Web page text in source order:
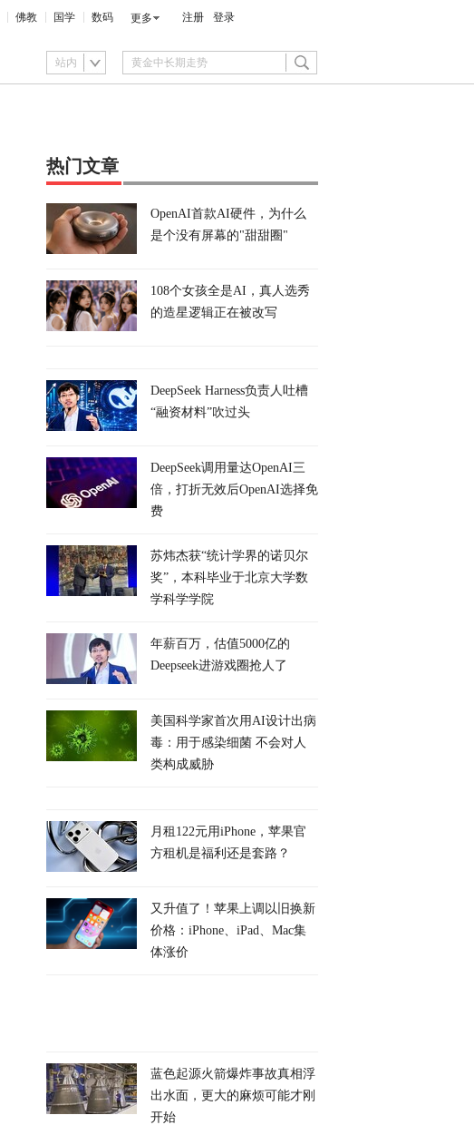
佛教 国学 数码 更多 注册 登录
站内
热门文章
OpenAI首款AI硬件，为什么
是个没有屏幕的"甜甜圈"
108个女孩全是AI，真人选秀
的造星逻辑正在被改写
DeepSeek Harness负责人吐槽
“融资材料”吹过头
DeepSeek调用量达OpenAI三
倍，打折无效后OpenAI选择免
费
苏炜杰获“统计学界的诺贝尔
奖”，本科毕业于北京大学数
学科学学院
年薪百万，估值5000亿的
Deepseek进游戏圈抢人了
美国科学家首次用AI设计出病
毒：用于感染细菌 不会对人
类构成威胁
月租122元用iPhone，苹果官
方租机是福利还是套路？
又升值了！苹果上调以旧换新
价格：iPhone、iPad、Mac集
体涨价
蓝色起源火箭爆炸事故真相浮
出水面，更大的麻烦可能才刚
开始